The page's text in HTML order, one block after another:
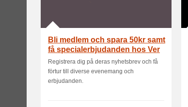
Bli medlem och spara 50kr samt
få specialerbjudanden hos Ver
Registrera dig på deras nyhetsbrev och få
förtur till diverse evenemang och
erbjudanden.